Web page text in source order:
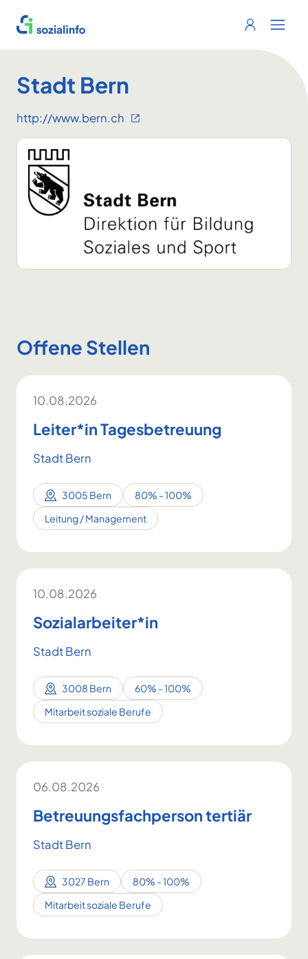
Sozialinfo
Login
Stadt Bern
http://www.bern.ch
Offene Stellen
10.08.2026
Leiter*in Tagesbetreuung
Stadt Bern
3005 Bern
80% - 100%
Leitung / Management
10.08.2026
Sozialarbeiter*in
Stadt Bern
3008 Bern
60% - 100%
Mitarbeit soziale Berufe
06.08.2026
Betreuungsfachperson tertiär
Stadt Bern
3027 Bern
80% - 100%
Mitarbeit soziale Berufe